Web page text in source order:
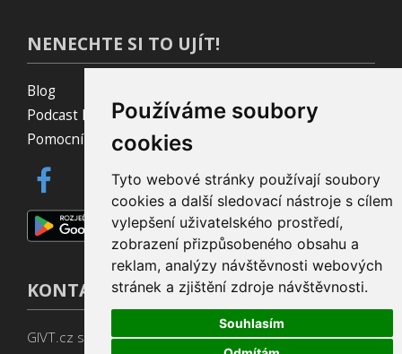
Používáme soubory
cookies
Tyto webové stránky používají soubory
cookies a další sledovací nástroje s cílem
vylepšení uživatelského prostředí,
zobrazení přizpůsobeného obsahu a
reklam, analýzy návštěvnosti webových
stránek a zjištění zdroje návštěvnosti.
Souhlasím
NENECHTE SI TO UJÍT!
Blog
Podcast Pijavice
Pomocník do prohlížeče
KONTAKT
GIVT.cz s. r. o., Dolní nám. 16, 779 00 Olomouc